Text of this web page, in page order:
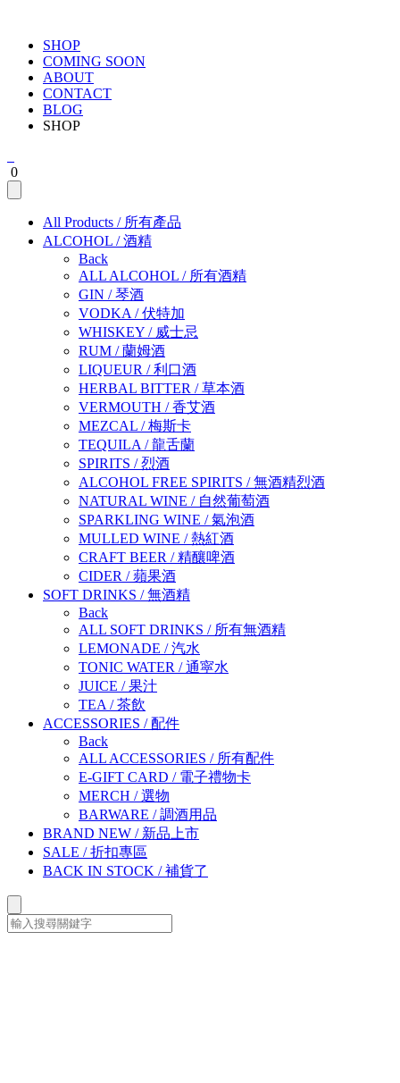
SHOP
COMING SOON
ABOUT
CONTACT
BLOG
SHOP
0
All Products / 所有產品
ALCOHOL /酒精
Back
ALL ALCOHOL / 所有酒精
GIN /琴酒
VODKA /伏特加
WHISKEY / 威士忌
RUM /蘭姆酒
LIQUEUR /利口酒
HERBAL BITTER /草本酒
VERMOUTH /香艾酒
MEZCAL /梅斯卡
TEQUILA /龍舌蘭
SPIRITS /烈酒
ALCOHOL FREE SPIRITS /無酒精烈酒
NATURAL WINE / 自然葡萄酒
SPARKLING WINE /氣泡酒
MULLED WINE /熱紅酒
CRAFT BEER /精釀啤酒
CIDER /蘋果酒
SOFT DRINKS /無酒精
Back
ALL SOFT DRINKS / 所有無酒精
LEMONADE /汽水
TONIC WATER /通寜水
JUICE /果汁
TEA /茶飲
ACCESSORIES /配件
Back
ALL ACCESSORIES / 所有配件
E-GIFT CARD / 電子禮物卡
MERCH /選物
BARWARE /調酒用品
BRAND NEW / 新品上市
SALE /折扣專區
BACK IN STOCK /補貨了